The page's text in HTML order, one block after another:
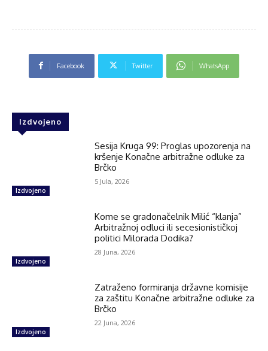
Facebook Twitter WhatsApp
Izdvojeno
Izdvojeno
Sesija Kruga 99: Proglas upozorenja na
kršenje Konačne arbitražne odluke za
Brčko
5 Jula, 2026
Izdvojeno
Kome se gradonačelnik Milić “klanja”
Arbitražnoj odluci ili secesionističkoj
politici Milorada Dodika?
28 Juna, 2026
Izdvojeno
Zatraženo formiranja državne komisije
za zaštitu Konačne arbitražne odluke za
Brčko
22 Juna, 2026